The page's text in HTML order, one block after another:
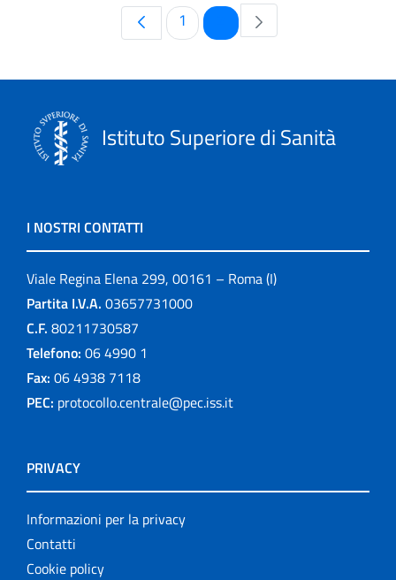
Pagina
1 Pagina
Istituto Superiore di Sanità
I NOSTRI CONTATTI
Viale Regina Elena 299, 00161 – Roma (I)
Partita I.V.A. 03657731000
C.F. 80211730587
Telefono: 06 4990 1
Fax: 06 4938 7118
PEC: protocollo.centrale@pec.iss.it
PRIVACY
Informazioni per la privacy
Contatti
Cookie policy